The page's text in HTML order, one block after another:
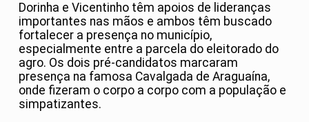
Dorinha e Vicentinho têm apoios de lideranças
importantes nas mãos e ambos têm buscado
fortalecer a presença no município,
especialmente entre a parcela do eleitorado do
agro. Os dois pré-candidatos marcaram
presença na famosa Cavalgada de Araguaína,
onde fizeram o corpo a corpo com a população e
simpatizantes.